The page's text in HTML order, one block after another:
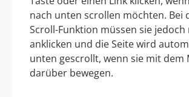
nach unten scrollen möchten. Bei
Scroll-Funktion müssen sie jedoch
anklicken und die Seite wird
unten gescrollt, wenn sie mit dem
darüber bewegen.